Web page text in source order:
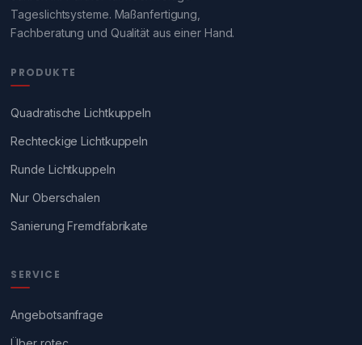
Tageslichtsysteme. Maßanfertigung,
Fachberatung und Qualität aus einer Hand.
PRODUKTE
Quadratische Lichtkuppeln
Rechteckige Lichtkuppeln
Runde Lichtkuppeln
Nur Oberschalen
Sanierung Fremdfabrikate
SERVICE
Angebotsanfrage